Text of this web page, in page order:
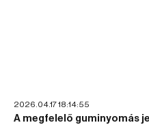
2026.04.17 18:14:55
A megfelelő guminyomás